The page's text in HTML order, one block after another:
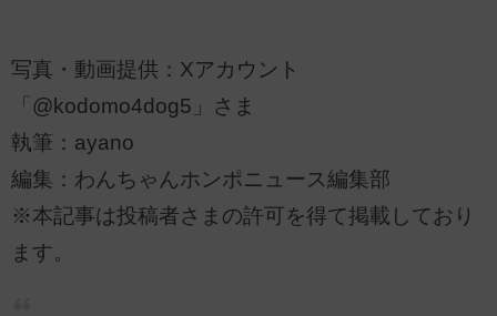
写真・動画提供：Xアカウント
「@kodomo4dog5」さま
執筆：ayano
編集：わんちゃんホンポニュース編集部
※本記事は投稿者さまの許可を得て掲載しており
ます。